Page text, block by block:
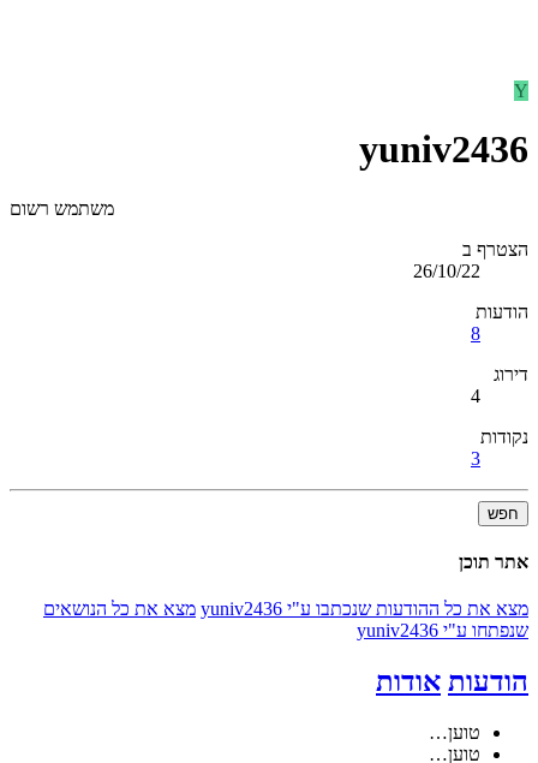
Y
yuniv2436
משתמש רשום
הצטרף ב
26/10/22
הודעות
8
דירוג
4
נקודות
3
חפש
אתר תוכן
מצא את כל ההודעות שנכתבו ע"י yuniv2436
מצא את כל הנושאים
שנפתחו ע"י yuniv2436
הודעות אודות
טוען…
טוען…